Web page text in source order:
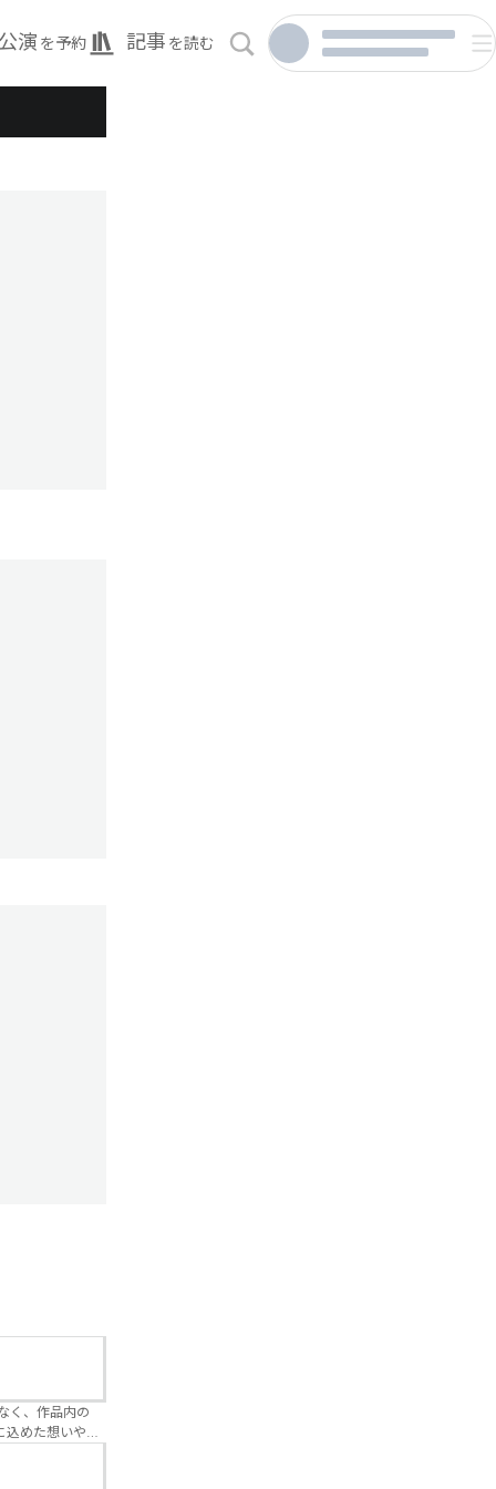
演 を予約 記事 を読む